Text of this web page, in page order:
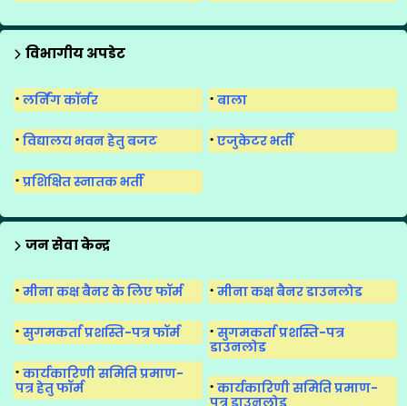
विभागीय अपडेट
लर्निंग कॉर्नर बाला
विद्यालय भवन हेतु बजट एजुकेटर भर्ती
प्रशिक्षित स्नातक भर्ती
जन सेवा केन्द्र
मीना कक्ष बैनर के लिए फॉर्म मीना कक्ष बैनर डाउनलोड
सुगमकर्ता प्रशस्ति-पत्र फॉर्म
सुगमकर्ता प्रशस्ति-पत्र
डाउनलोड
कार्यकारिणी समिति प्रमाण-
पत्र हेतु फॉर्म
कार्यकारिणी समिति प्रमाण-
पत्र डाउनलोड